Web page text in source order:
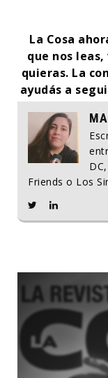
La Cosa
que nos leas,
quieras. La
ayudás a
Friends o Los